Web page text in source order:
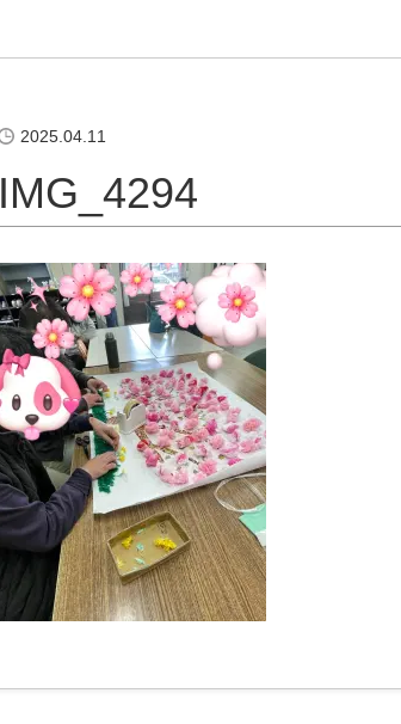
2025.04.11
IMG_4294